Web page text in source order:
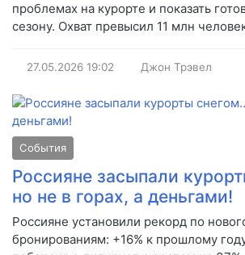
проблемах на курорте и показать
сезону. Охват превысил 11 млн
27.05.2026 19:02 Джон Трэвел
События
Россияне засыпали
но не в горах, а деньгами!
Россияне установили рекорд по
бронированиям: +16% к прошлому